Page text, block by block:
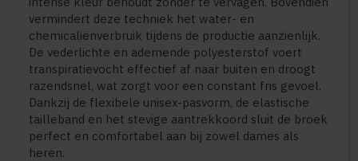
vermindert deze techniek het water- en
chemicaliënverbruik tijdens de productie aanzienlijk.
De vederlichte en ademende polyesterstof voert
transpiratievocht effectief af naar buiten en droogt
razendsnel, wat zorgt voor een constant fris gevoel.
Dankzij de flexibele unisex-pasvorm, de elastische
tailleband en het stevige aantrekkoord sluit de broek
perfect en comfortabel aan bij zowel dames als
heren.